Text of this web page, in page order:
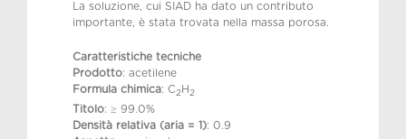
La soluzione, cui SIAD ha dato un contributo
importante, è stata trovata nella massa porosa.
Caratteristiche tecniche
Prodotto: acetilene
Formula chimica: C2 H 2
Titolo: ≥ 99.0%
Densità relativa (aria = 1): 0.9